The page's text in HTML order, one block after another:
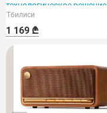
технологическое решение.
Тбилиси
1 169 ₾